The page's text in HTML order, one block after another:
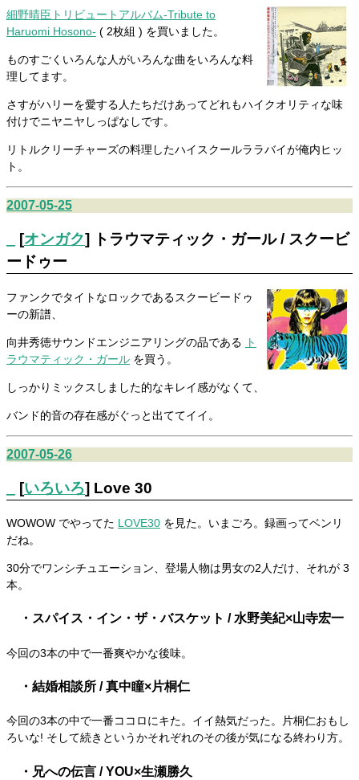
細野晴臣トリビュートアルバム-Tribute to
Haruomi Hosono- ( 2枚組 ) を買いました。
ものすごくいろんな人がいろんな曲をいろんな料
理してます。
さすがハリーを愛する人たちだけあってどれもハイクオリティな味
付けでニヤニヤしっぱなしです。
リトルクリーチャーズの料理したハイスクールララバイが俺内ヒッ
ト。
2007-05-25
[オンガク] トラウマティック・ガール / スクービ
ードゥー
ファンクでタイトなロックであるスクービードゥ
ーの新譜、
向井秀徳サウンドエンジニアリングの品である
ト
ラウマティック・ガール を買う。
しっかりミックスしました的なキレイ感がなくて、
バンド的音の存在感がぐっと出ててイイ。
2007-05-26
[いろいろ] Love 30
WOWOW でやってた LOVE30 を見た。いまごろ。録画ってベンリ
だね。
30分でワンシチュエーション、登場人物は男女の2人だけ、それが 3
本。
・スパイス・イン・ザ・バスケット / 水野美紀×山寺宏一
今回の3本の中で一番爽やかな後味。
・結婚相談所 / 真中瞳×片桐仁
今回の3本の中で一番ココロにキた。イイ熱気だった。片桐仁おもし
ろいな! そして続きというかそれぞれのその後が気になる終わり方。
・兄への伝言 / YOU×生瀬勝久